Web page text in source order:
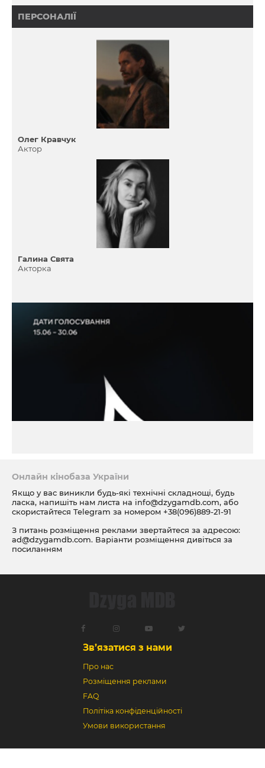
ПЕРСОНАЛІЇ
Олег Кравчук
Актор
Галина Свята
Акторка
Онлайн кінобаза України
Якщо у вас виникли будь-які технічні складнощі, будь
ласка, напишіть нам листа на info@dzygamdb.com, або
скористайтеся Telegram за номером +38(096)889-21-91
З питань розміщення реклами звертайтеся за адресою:
ad@dzygamdb.com. Варіанти розміщення дивіться за
посиланням
Зв’язатися з нами
Про нас
Розміщення реклами
FAQ
Політіка конфіденційності
Умови використання